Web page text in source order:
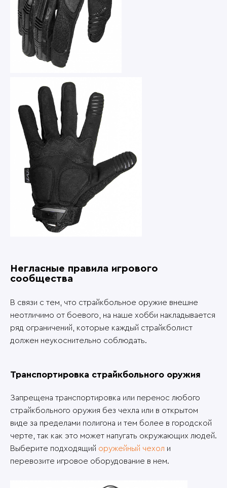
Негласные правила игрового
сообщества
В связи с тем, что страйкбольное оружие внешне
неотличимо от боевого, на наше хобби накладывается
ряд ограничений, которые каждый страйкболист
должен неукоснительно соблюдать.
Транспортировка страйкбольного оружия
Запрещена транспортировка или перенос любого
страйкбольного оружия без чехла или в открытом
виде за пределами полигона и тем более в городской
черте, так как это может напугать окружающих людей.
Выберите подходящий оружейный чехол и
перевозите игровое оборудование в нем.